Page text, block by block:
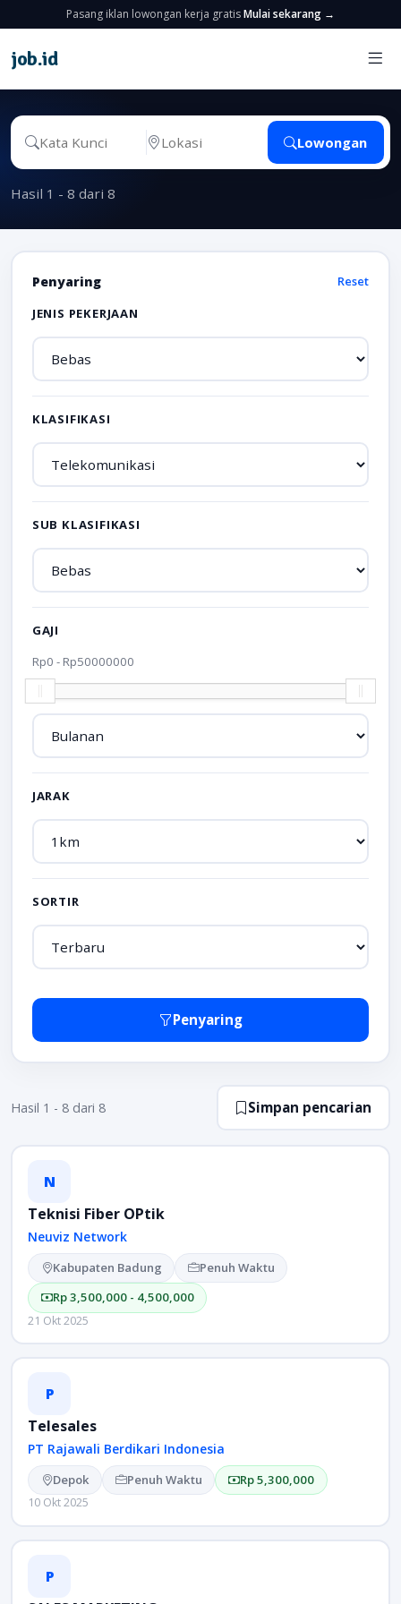
Pasang iklan lowongan kerja gratisMulai sekarang →
job.id
Lowongan
Hasil 1 - 8 dari 8
Penyaring
Reset
JENIS PEKERJAAN
KLASIFIKASI
SUB KLASIFIKASI
GAJI
Rp0 - Rp50000000
JARAK
SORTIR
Penyaring
Hasil 1 - 8 dari 8 Simpan pencarian
N
Teknisi Fiber OPtik
Neuviz Network
Kabupaten Badung
Penuh Waktu
Rp 3,500,000 - 4,500,000
21 Okt 2025
P
Telesales
PT Rajawali Berdikari Indonesia
Depok Penuh Waktu Rp 5,300,000
10 Okt 2025
P